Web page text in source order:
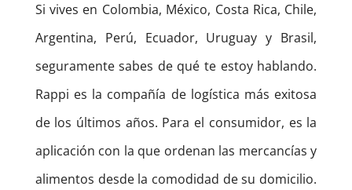
Si vives en Colombia, México, Costa Rica, Chile,
Argentina, Perú, Ecuador, Uruguay y Brasil,
seguramente sabes de qué te estoy hablando.
Rappi es la compañía de logística más exitosa
de los últimos años. Para el consumidor, es la
aplicación con la que ordenan las mercancías y
alimentos desde la comodidad de su domicilio.